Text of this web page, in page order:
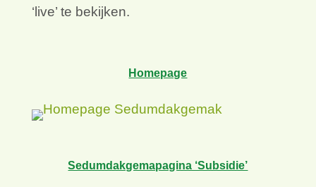
‘live’ te bekijken.
Homepage
Sedumdakgemapagina ‘Subsidie’